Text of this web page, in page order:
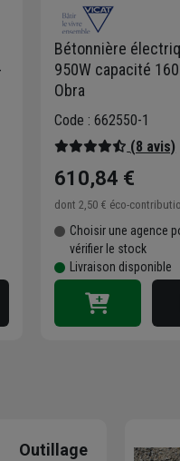
Bétonnière
950W capacité
Obra
Code : 662550-1
(8 avis)
610,84 €
dont2,50 € éco-
Choisir une agence
vérifier le stock
Livraison disponible
Outillage